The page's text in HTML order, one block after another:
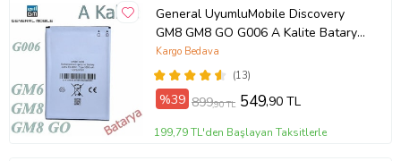
General UyumluMobile Discovery
GM8 GM8 GO G006 A Kalite Batarya
Pil Sıfır
(13)
Kargo Bedava
%39 899,90 TL 549,90 TL
199,79 TL'den Başlayan Taksitlerle